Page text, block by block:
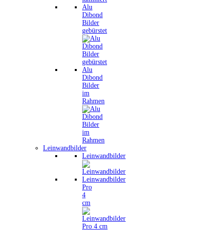
Alu
Dibond
Bilder
gebürstet
Alu
Dibond
Bilder
im
Rahmen
Leinwandbilder
Leinwandbilder
Leinwandbilder
Pro
4
cm